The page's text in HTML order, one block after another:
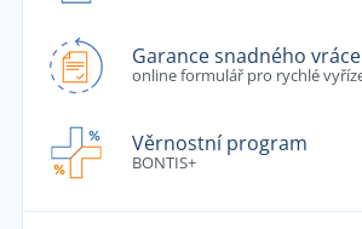
Garance snadného
online formulář pro rychlé
Věrnostní program
BONTIS+